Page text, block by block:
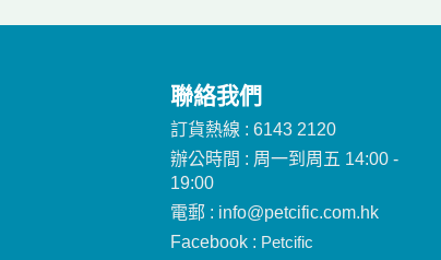
聯絡我們
訂貨熱線 : 6143 2120
辦公時間 : 周一到周五 14:00 -
19:00
電郵 : info@petcific.com.hk
Facebook : Petcific